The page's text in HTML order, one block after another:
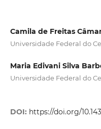
Camila de Freitas
Universidade Federal do
Maria Edivani Silva
Universidade Federal do
DOI: https://doi.org/